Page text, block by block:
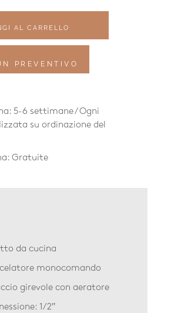
AL CARRELLO
PREVENTIVO
5-6 settimane / Ogni
su ordinazione del
Gratuite
da cucina
monocomando
girevole con aeratore
1/2″